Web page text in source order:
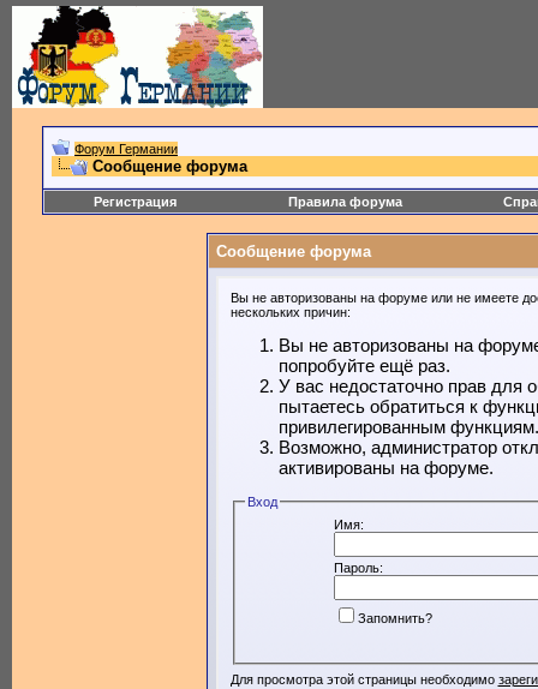
Форум Германии
Сообщение форума
Регистрация Правила форума
Сообщение форума
Вы не авторизованы на форуме или не имеете
нескольких причин:
Вы не авторизованы на
попробуйте ещё раз.
У вас недостаточно прав для
пытаетесь обратиться к
привилегированным функциям.
Возможно, администратор
активированы на форуме.
Вход
Имя:
Пароль:
Запомнить?
Для просмотра этой страницы необходимо